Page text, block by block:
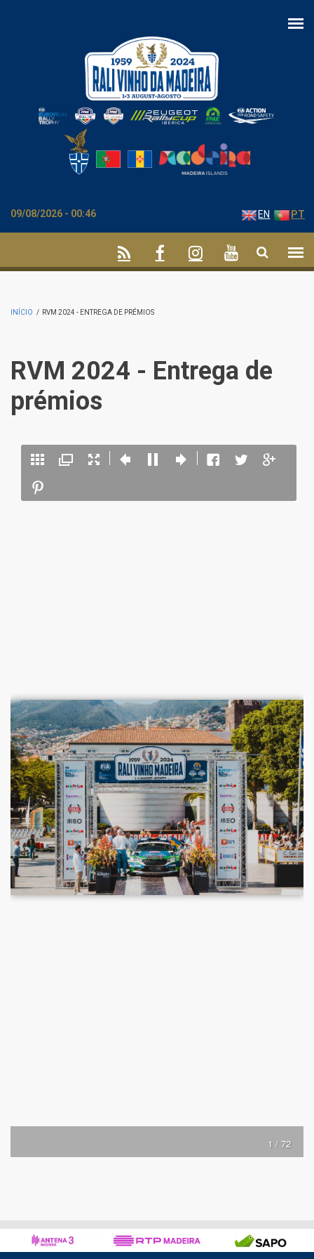
09/08/2026 - 00:46 EN PT
INÍCIO / RVM 2024 - ENTREGA DE PRÉMIOS
RVM 2024 - Entrega de
prémios
1 / 72